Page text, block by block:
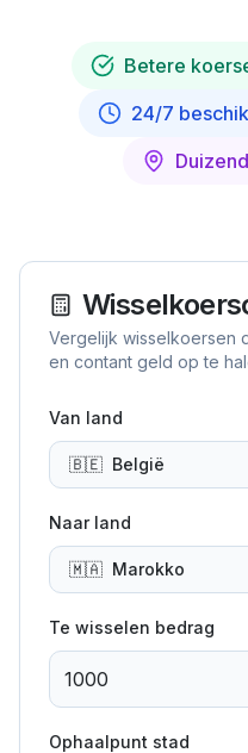
Betere
24/7
Vergelijk wisselkoersen
en contant geld op te
Van land
🇧🇪 België
Naar land
🇲🇦 Marokko
Te wisselen bedrag
Ophaalpunt stad